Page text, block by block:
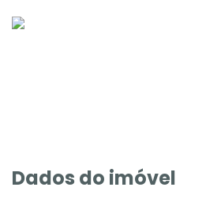
Dados do imóvel